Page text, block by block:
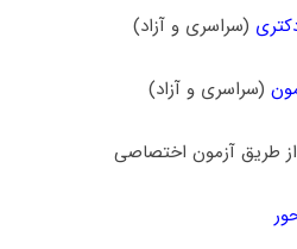
(سراسری و آزاد)
(سراسری و آزاد)
طریق آزمون اختصاصی